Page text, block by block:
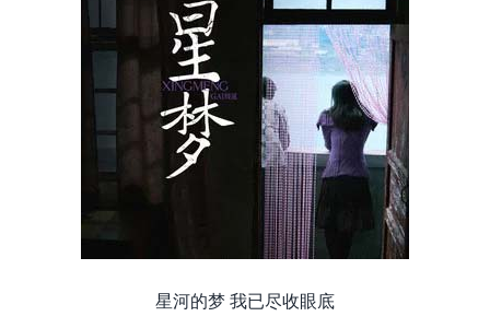
星河的梦 我已尽收眼底